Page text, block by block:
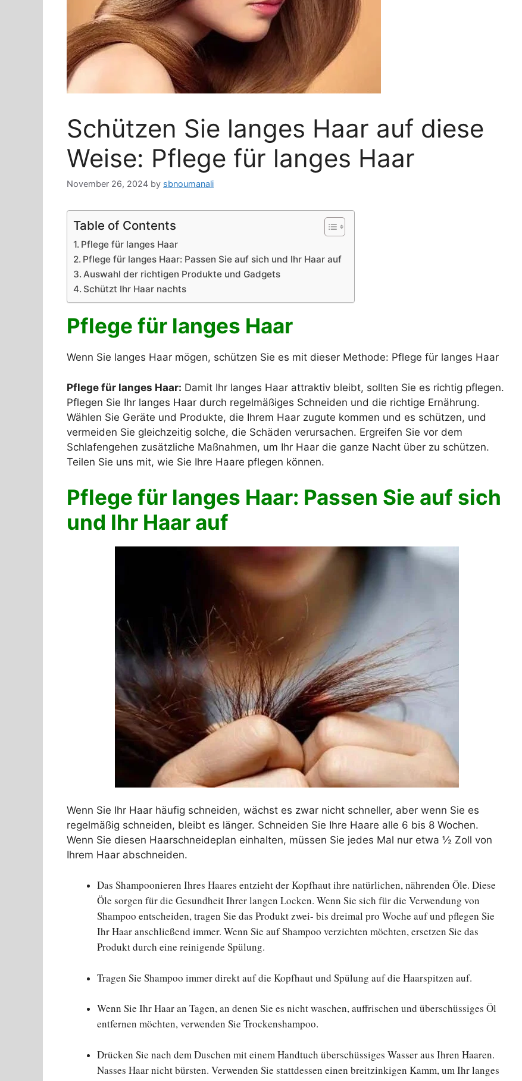
Schützen Sie langes Haar auf diese
Weise: Pflege für langes Haar
November 26, 2024 by sbnoumanali
Table of Contents
Pflege für langes Haar
Pflege für langes Haar: Passen Sie auf sich und Ihr Haar auf
Auswahl der richtigen Produkte und Gadgets
Schützt Ihr Haar nachts
Pflege für langes Haar
Wenn Sie langes Haar mögen, schützen Sie es mit dieser Methode: Pflege für langes Haar
Pflege für langes Haar: Damit Ihr langes Haar attraktiv bleibt, sollten Sie es richtig pflegen.
Pflegen Sie Ihr langes Haar durch regelmäßiges Schneiden und die richtige Ernährung.
Wählen Sie Geräte und Produkte, die Ihrem Haar zugute kommen und es schützen, und
vermeiden Sie gleichzeitig solche, die Schäden verursachen. Ergreifen Sie vor dem
Schlafengehen zusätzliche Maßnahmen, um Ihr Haar die ganze Nacht über zu schützen.
Teilen Sie uns mit, wie Sie Ihre Haare pflegen können.
Pflege für langes Haar: Passen Sie auf sich
und Ihr Haar auf
Wenn Sie Ihr Haar häufig schneiden, wächst es zwar nicht schneller, aber wenn Sie es
regelmäßig schneiden, bleibt es länger. Schneiden Sie Ihre Haare alle 6 bis 8 Wochen.
Wenn Sie diesen Haarschneideplan einhalten, müssen Sie jedes Mal nur etwa ½ Zoll von
Ihrem Haar abschneiden.
Das Shampoonieren Ihres Haares entzieht der Kopfhaut ihre natürlichen, nährenden Öle. Diese
Öle sorgen für die Gesundheit Ihrer langen Locken. Wenn Sie sich für die Verwendung von
Shampoo entscheiden, tragen Sie das Produkt zwei- bis dreimal pro Woche auf und pflegen Sie
Ihr Haar anschließend immer. Wenn Sie auf Shampoo verzichten möchten, ersetzen Sie das
Produkt durch eine reinigende Spülung.
Tragen Sie Shampoo immer direkt auf die Kopfhaut und Spülung auf die Haarspitzen auf.
Wenn Sie Ihr Haar an Tagen, an denen Sie es nicht waschen, auffrischen und überschüssiges Öl
entfernen möchten, verwenden Sie Trockenshampoo.
Drücken Sie nach dem Duschen mit einem Handtuch überschüssiges Wasser aus Ihren Haaren.
Nasses Haar nicht bürsten. Verwenden Sie stattdessen einen breitzinkigen Kamm, um Ihr langes